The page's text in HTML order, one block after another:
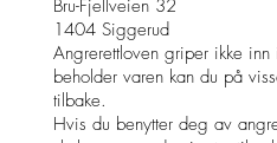
Bru-Fjellveien 32
1404 Siggerud
Angrerettloven griper ikke
beholder varen kan du på
tilbake.
Hvis du benytter deg av